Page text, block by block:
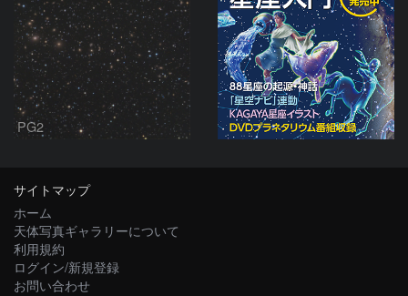
PG2
サイトマップ
ホーム
天体写真ギャラリーについて
利用規約
ログイン/新規登録
お問い合わせ